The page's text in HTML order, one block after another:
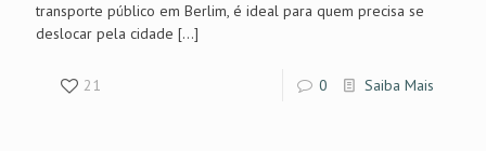
transporte público em Berlim, é ideal para quem precisa se
deslocar pela cidade […]
21 0 Saiba Mais